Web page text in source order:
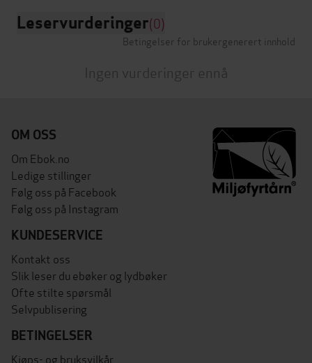
Leservurderinger(0)
Betingelser for brukergenerert innhold
Ingen vurderinger ennå
OM OSS
Om Ebok.no
Ledige stillinger
Følg oss på Facebook
Følg oss på Instagram
KUNDESERVICE
Kontakt oss
Slik leser du ebøker og lydbøker
Ofte stilte spørsmål
Selvpublisering
BETINGELSER
Kjøps- og bruksvilkår